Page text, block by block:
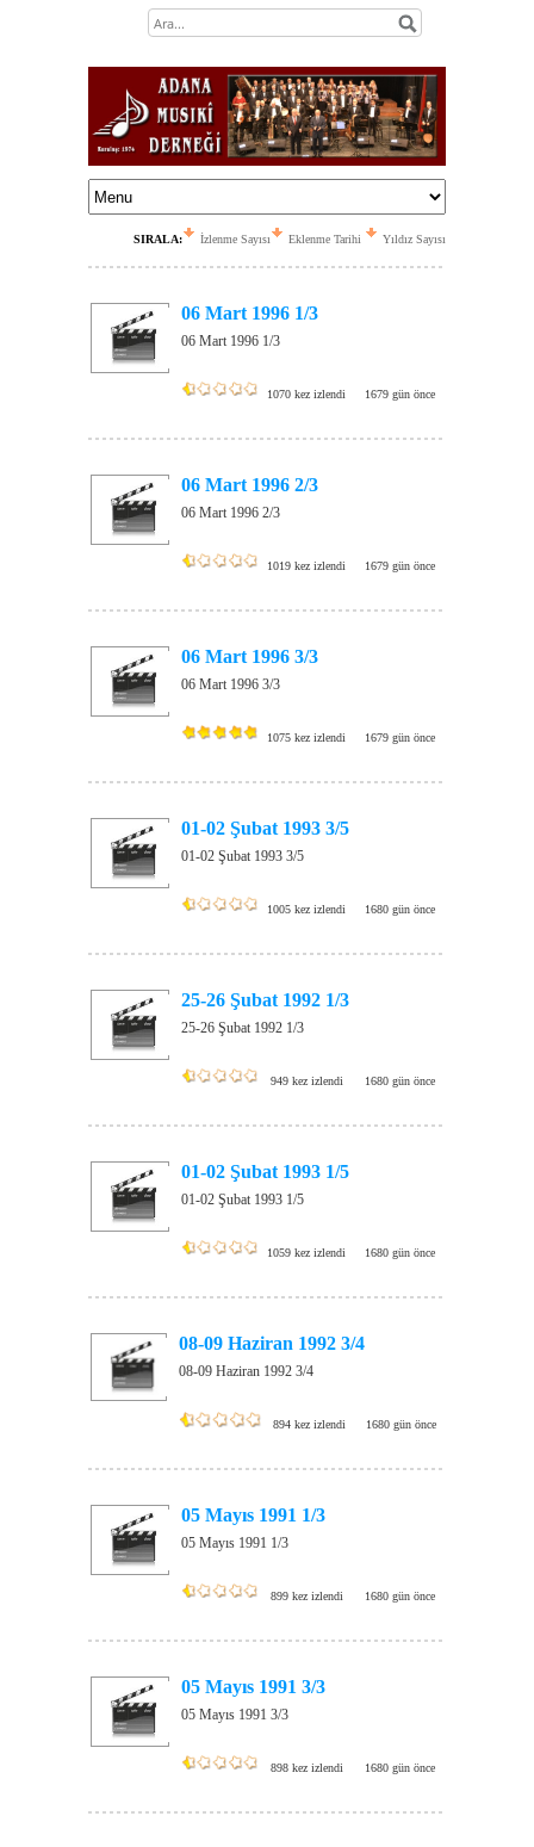
SIRALA: İzlenme Sayısı Eklenme Tarihi Yıldız Sayısı
06 Mart 1996 1/3
06 Mart 1996 1/3
1070 kez izlendi 1679 gün önce
06 Mart 1996 2/3
06 Mart 1996 2/3
1019 kez izlendi 1679 gün önce
06 Mart 1996 3/3
06 Mart 1996 3/3
1075 kez izlendi 1679 gün önce
01-02 Şubat 1993 3/5
01-02 Şubat 1993 3/5
1005 kez izlendi 1680 gün önce
25-26 Şubat 1992 1/3
25-26 Şubat 1992 1/3
949 kez izlendi 1680 gün önce
01-02 Şubat 1993 1/5
01-02 Şubat 1993 1/5
1059 kez izlendi 1680 gün önce
08-09 Haziran 1992 3/4
08-09 Haziran 1992 3/4
894 kez izlendi 1680 gün önce
05 Mayıs 1991 1/3
05 Mayıs 1991 1/3
899 kez izlendi 1680 gün önce
05 Mayıs 1991 3/3
05 Mayıs 1991 3/3
898 kez izlendi 1680 gün önce